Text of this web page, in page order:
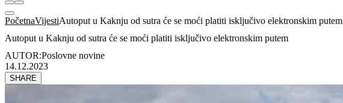
PočetnaVijestiAutoput u Kaknju od sutra će se moći platiti isključivo elektronskim putem
Autoput u Kaknju od sutra će se moći platiti isključivo elektronskim putem
AUTOR:Poslovne novine
14.12.2023
SHARE